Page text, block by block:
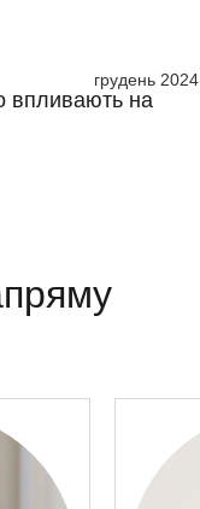
грудень 2024
впливають на